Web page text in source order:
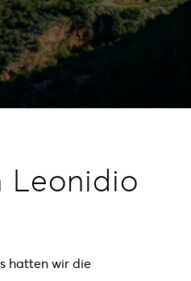
Leonidio
hatten wir die